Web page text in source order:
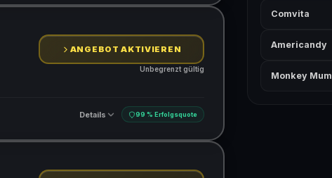
ANGEBOT AKTIVIEREN
Unbegrenzt gültig
Details 99 % Erfolgsquote
Comvita
Americandy
Monkey Mum